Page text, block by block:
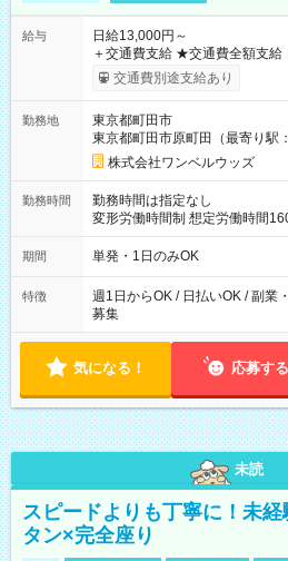
給与
日給13,000円～
＋交通費支給 ★交通費全額支給！ ┗案件により規定あり ★日払
いOK！（規定あり） ┗働いた
ンビニATMから 日払い分を引き落とせま
交通費別途支給あり
勤務地
東京都町田市
東京都町田市原町田（最寄り駅
株式会社ワンベルウッズ
勤務時間
勤務時間は指定なし
変形労働時間制 想定労働時間160時間/月 【シフト
～21：00
期間 単発・1日のみOK
特徴
週1日からOK / 日払いOK / 副業
募集
気になる！ 応募する
未読
スピードよりも丁寧に！未
タン×完全座り